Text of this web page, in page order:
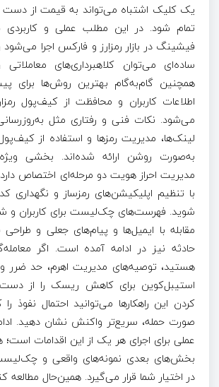
یک کلیک اشتباه می‌تواند به قیمت از دست
تمام شود. در این مطلب عملی و کاربردی
فیشینگ در بازار رمزارز و فارکس اجرا
ساده‌ای می‌توان کلاهبرداری‌های
همچنین گام‌به‌گام بهترین روش‌ها برای
اطلاعات کاربران و محافظت از کیف‌پول
می‌شود. نکات فنی و رفتاری مثل به‌روزرسانی
لینک‌ها، مدیریت رمزها و استفاده از
به‌صورت روشن ارائه شده‌اند. بخشی ویژه
مدیریت احراز هویت دو مرحله‌ای اختصاص
با تنظیم اپلیکیشن‌های رمزساز و نگهداری
شوید. فهرست‌های چک‌لیست برای کاربران و
مقابله با ایمیل‌ها و پیام‌های جعلی و
حادثه نیز در ادامه آمده است. اگر
هستید، توصیه‌های مدیریت اهرم، حد ضرر
استیبل‌کوین برای کاهش ریسک را از دست
کردن این راهکارها می‌توانید احتمال نفوذ
صورت حمله، سریع‌تر واکنش نشان دهید.
عملی برای اجرای هر یک از این اقدامات است؛
بخش‌های بعدی نمونه‌های واقعی و
در اختیار شما قرار می‌گیرد. همین‌حال مطالعه